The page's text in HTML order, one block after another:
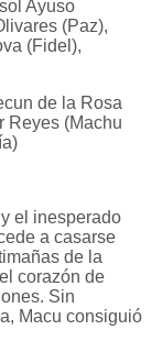
Ayuso
(Paz),
(Fidel),
de la Rosa
Reyes (Machu
el inesperado
a casarse
de la
corazón de
Sin
Macu consiguió